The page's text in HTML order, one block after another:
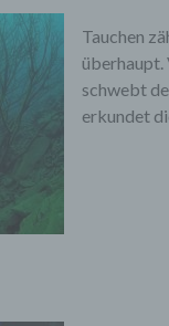
Tauchen
schwebt
erkundet